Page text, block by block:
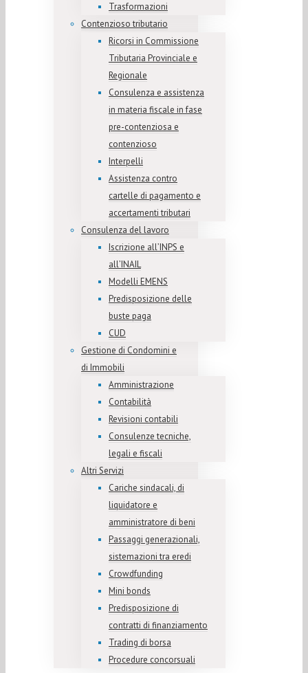
Trasformazioni
Contenzioso tributario
Ricorsi in Commissione
Tributaria Provinciale e
Regionale
Consulenza e assistenza
in materia fiscale in fase
pre-contenziosa e
contenzioso
Interpelli
Assistenza contro
cartelle di pagamento e
accertamenti tributari
Consulenza del lavoro
Iscrizione all’INPS e
all’INAIL
Modelli EMENS
Predisposizione delle
buste paga
CUD
Gestione di Condomini e
di Immobili
Amministrazione
Contabilità
Revisioni contabili
Consulenze tecniche,
legali e fiscali
Altri Servizi
Cariche sindacali, di
liquidatore e
amministratore di beni
Passaggi generazionali,
sistemazioni tra eredi
Crowdfunding
Mini bonds
Predisposizione di
contratti di finanziamento
Trading di borsa
Procedure concorsuali